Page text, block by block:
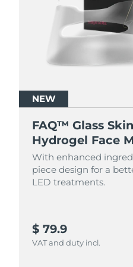
NEW
FAQ™ Glass
Hydrogel Face
With enhanced
piece design for a
LED treatments.
$ 79.9
VAT and duty incl.
R.A.S. chinoise de
Malaisie
Malte
Mexique
Monaco
Pays-Bas
Norvège